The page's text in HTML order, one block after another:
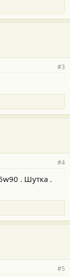
#3
#4
. Шутка .
#5